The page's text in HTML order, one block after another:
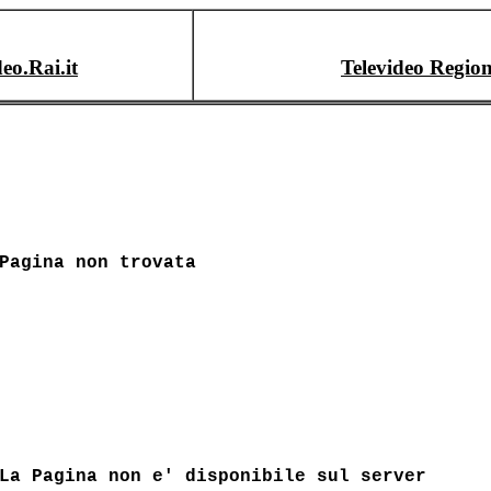
Televideo
Pagina non trovata
La Pagina non e' disponibile sul server